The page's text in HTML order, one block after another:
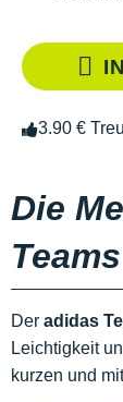
3.90 €
Die
Teams
Der adidas
Leichtigkeit
kurzen und